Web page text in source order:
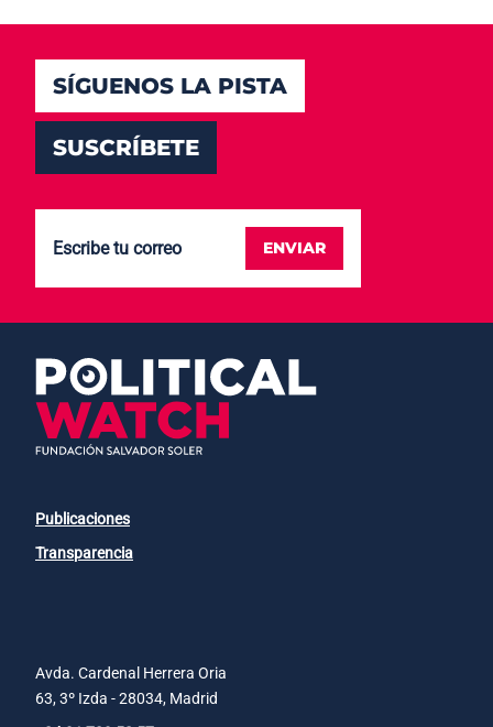
SÍGUENOS LA PISTA
SUSCRÍBETE
ENVIAR
Publicaciones
Transparencia
Avda. Cardenal Herrera Oria
63, 3º Izda - 28034, Madrid